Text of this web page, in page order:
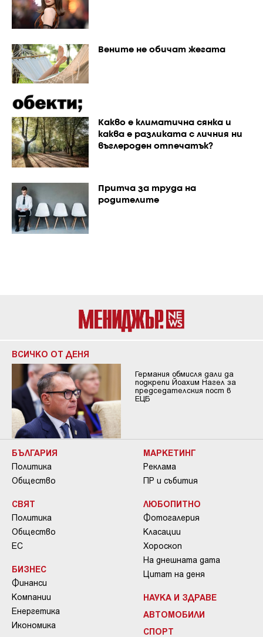
Вените не обичат жегата
Каквo е климатична сянка и
каква е разликата с личния ни
въглероден отпечатък?
Притча за труда на
родителите
ВСИЧКО ОТ ДЕНЯ
Германия обмисля дали да
подкрепи Йоахим Нагел за
председателския пост в
ЕЦБ
БЪЛГАРИЯ
Политика
Общество
СВЯТ
Политика
Общество
ЕС
БИЗНЕС
Финанси
Компании
Енергетика
Икономика
МАРКЕТИНГ
Реклама
ПР и събития
ЛЮБОПИТНО
Фотогалерия
Класации
Хороскоп
На днешната дата
Цитат на деня
НАУКА И ЗДРАВЕ
АВТОМОБИЛИ
СПОРТ